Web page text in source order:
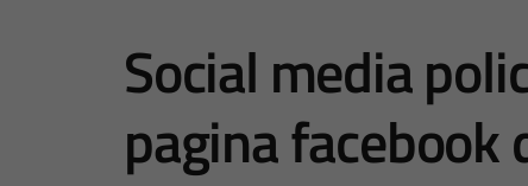
Social media
pagina facebook